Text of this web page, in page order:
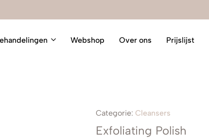
Webshop Over ons Prijslijst
Categorie: Cleansers
Exfoliating Polish